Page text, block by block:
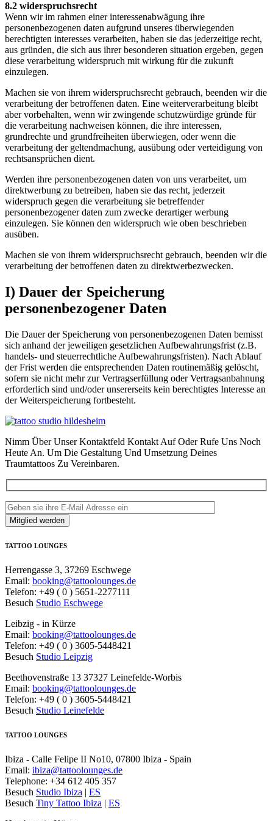
8.2 widerspruchsrecht
Wenn wir im rahmen einer interessenabwägung ihre
personenbezogenen daten aufgrund unseres überwiegenden
berechtigten interesses verarbeiten, haben sie das jederzeitige recht,
aus gründen, die sich aus ihrer besonderen situation ergeben, gegen
diese verarbeitung widerspruch mit wirkung für die zukunft
einzulegen.
Machen sie von ihrem widerspruchsrecht gebrauch, beenden wir die
verarbeitung der betroffenen daten. Eine weiterverarbeitung bleibt
aber vorbehalten, wenn wir zwingende schutzwürdige gründe für
die verarbeitung nachweisen können, die ihre interessen,
grundrechte und grundfreiheiten überwiegen, oder wenn die
verarbeitung der geltendmachung, ausübung oder verteidigung von
rechtsansprüchen dient.
Werden ihre personenbezogenen daten von uns verarbeitet, um
direktwerbung zu betreiben, haben sie das recht, jederzeit
widerspruch gegen die verarbeitung sie betreffender
personenbezogener daten zum zwecke derartiger werbung
einzulegen. Sie können den widerspruch wie oben beschrieben
ausüben.
Machen sie von ihrem widerspruchsrecht gebrauch, beenden wir die
verarbeitung der betroffenen daten zu direktwerbezwecken.
I) Dauer der Speicherung
personenbezogener Daten
Die Dauer der Speicherung von personenbezogenen Daten bemisst
sich anhand der jeweiligen gesetzlichen Aufbewahrungsfrist (z.B.
handels- und steuerrechtliche Aufbewahrungsfristen). Nach Ablauf
der Frist werden die entsprechenden Daten routinemäßig gelöscht,
sofern sie nicht mehr zur Vertragserfüllung oder Vertragsanbahnung
erforderlich sind und/oder unsererseits kein berechtigtes Interesse an
der Weiterspeicherung fortbesteht.
Nimm Über Unser Kontaktfeld Kontakt Auf Oder Rufe Uns Noch
Heute An. Um Die Gestaltung Und Umsetzung Deines
Traumtattoos Zu Vereinbaren.
TATTOO LOUNGES
Herrengasse 3, 37269 Eschwege
Email: booking@tattoolounges.de
Telefon: +49 ( 0 ) 5651-2277111
Besuch Studio Eschwege
Leibzig - in Kürze
Email: booking@tattoolounges.de
Telefon: +49 ( 0 ) 3605-5448421
Besuch Studio Leipzig
Beethovenstraße 13 37327 Leinefelde-Worbis
Email: booking@tattoolounges.de
Telefon: +49 ( 0 ) 3605-5448421
Besuch Studio Leinefelde
TATTOO LOUNGES
Ibiza - Calle Felipe II No10, 07800 Ibiza - Spain
Email: ibiza@tattoolounges.de
Telephone: +34 612 405 357
Besuch Studio Ibiza | ES
Besuch Tiny Tattoo Ibiza | ES